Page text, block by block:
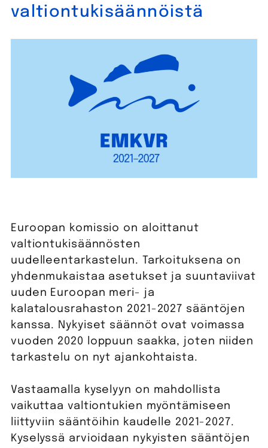
valtiontukisäännöistä
Euroopan komissio on aloittanut
valtiontukisäännösten
uudelleentarkastelun. Tarkoituksena on
yhdenmukaistaa asetukset ja suuntaviivat
uuden Euroopan meri- ja
kalatalousrahaston 2021-2027 sääntöjen
kanssa. Nykyiset säännöt ovat voimassa
vuoden 2020 loppuun saakka, joten niiden
tarkastelu on nyt ajankohtaista.
Vastaamalla kyselyyn on mahdollista
vaikuttaa valtiontukien myöntämiseen
liittyviin sääntöihin kaudelle 2021-2027.
Kyselyssä arvioidaan nykyisten sääntöjen